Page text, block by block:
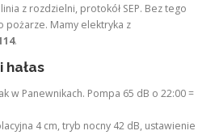
z rozdzielni, protokół SEP. Bez tego
pożarze. Mamy elektryka z
.
hałas
w Panewnikach. Pompa 65 dB o 22:00 =
4 cm, tryb nocny 42 dB, ustawienie